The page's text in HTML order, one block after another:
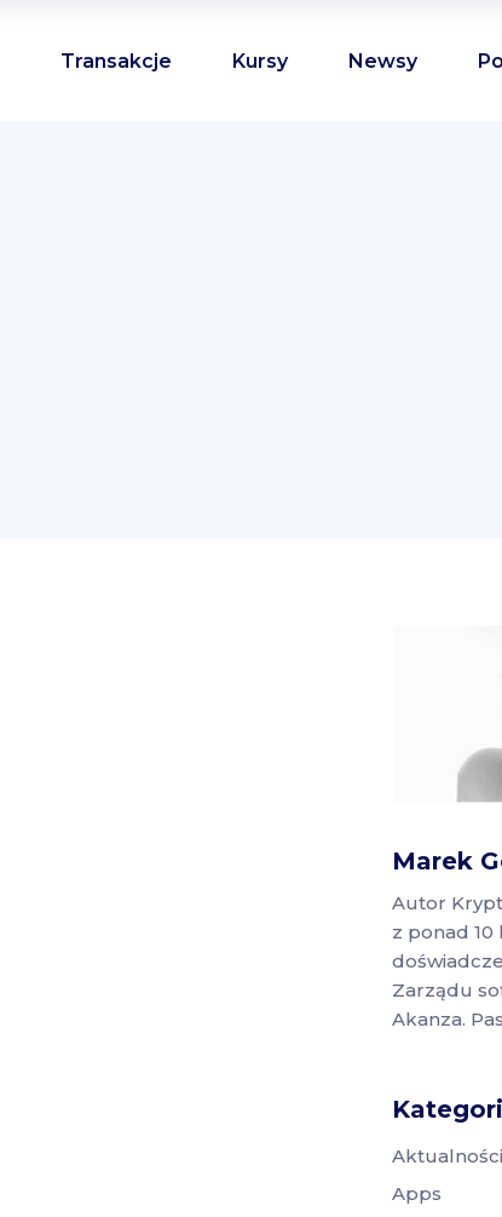
Transakcje Kursy Newsy
Marek
Autor
z ponad 10
Zarządu
Akanza.
Aktualności
Apps